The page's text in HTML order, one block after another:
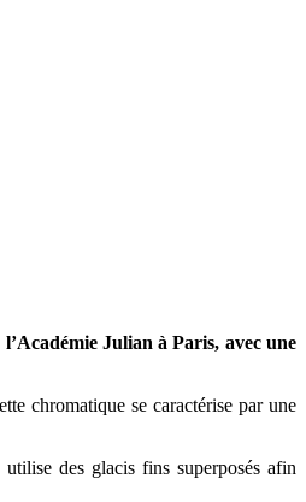
Julian à Paris, avec une
chromatique se caractérise par une
des glacis fins superposés afin